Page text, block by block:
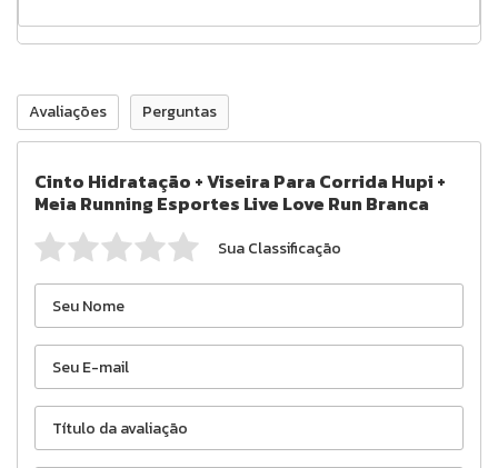
Avaliações Perguntas
Cinto Hidratação + Viseira Para Corrida Hupi +
Meia Running Esportes Live Love Run Branca
Sua Classificação